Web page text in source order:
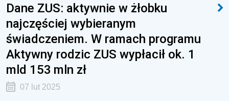
Dane ZUS: aktywnie w żłobku
najczęściej wybieranym
świadczeniem. W ramach programu
Aktywny rodzic ZUS wypłacił ok. 1
mld 153 mln zł
07 lut 2025